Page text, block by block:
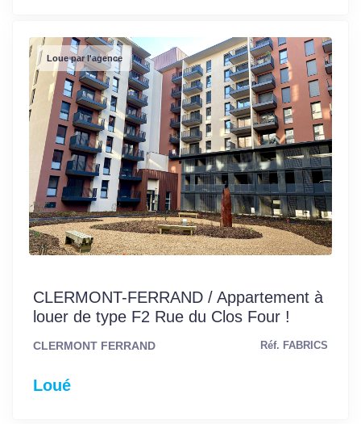
Loue par l'agence
CLERMONT-FERRAND / Appartement à
louer de type F2 Rue du Clos Four !
CLERMONT FERRAND Réf. FABRICS
Loué